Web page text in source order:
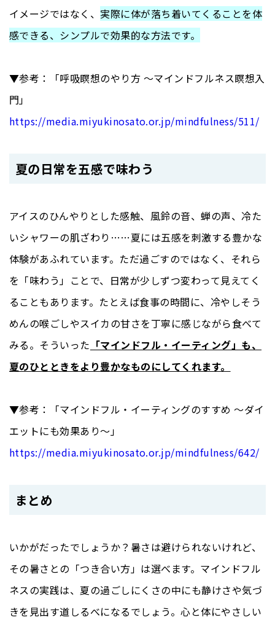
イメージではなく、 実際に体が落ち着いてくることを体
感できる、シンプルで効果的な方法です。
▼参考：「呼吸瞑想のやり方 〜マインドフルネス瞑想入
門」
https://media.miyukinosato.or.jp/mindfulness/511/
夏の日常を五感で味わう
アイスのひんやりとした感触、風鈴の音、蝉の声、冷た
いシャワーの肌ざわり……夏には五感を刺激する豊かな
体験があふれています。ただ過ごすのではなく、それら
を「味わう」ことで、日常が少しずつ変わって見えてく
ることもあります。たとえば食事の時間に、冷やしそう
めんの喉ごしやスイカの甘さを丁寧に感じながら食べて
みる。そういった 「マインドフル・イーティング」も、
夏のひとときをより豊かなものにしてくれます。
▼参考：「マインドフル・イーティングのすすめ 〜ダイ
エットにも効果あり〜」
https://media.miyukinosato.or.jp/mindfulness/642/
まとめ
いかがだったでしょうか？暑さは避けられないけれど、
その暑さとの「つき合い方」は選べます。マインドフル
ネスの実践は、夏の過ごしにくさの中にも静けさや気づ
きを見出す道しるべになるでしょう。心と体にやさしい